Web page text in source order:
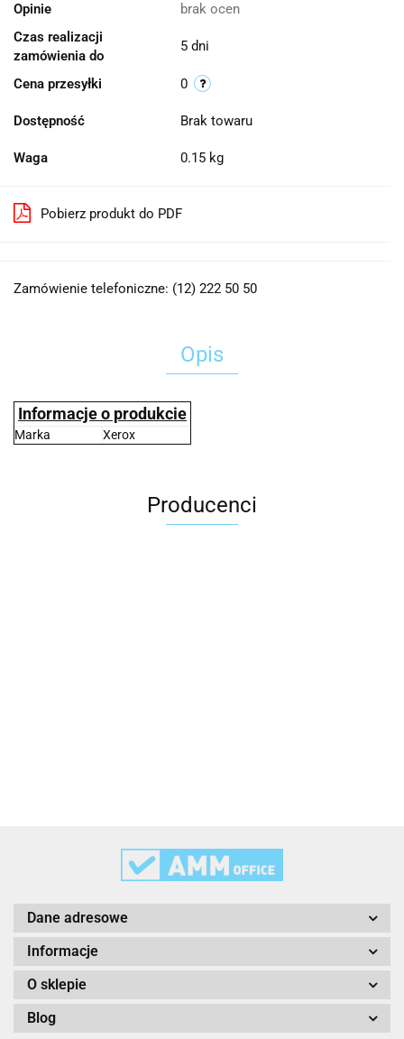
Opinie
brak ocen
Czas realizacji
zamówienia do
5 dni
Cena przesyłki 0
Dostępność Brak towaru
Waga 0.15 kg
Pobierz produkt do PDF
Zamówienie telefoniczne: (12) 222 50 50
Opis
Informacje o produkcie
Marka Xerox
Producenci
Dane adresowe
Informacje
O sklepie
Blog